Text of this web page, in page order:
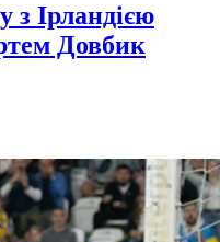
з Ірландією
Довбик